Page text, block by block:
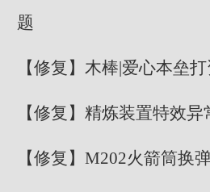
题
【修复】木棒|爱心本垒
【修复】精炼装置特效
【修复】M202火箭筒换